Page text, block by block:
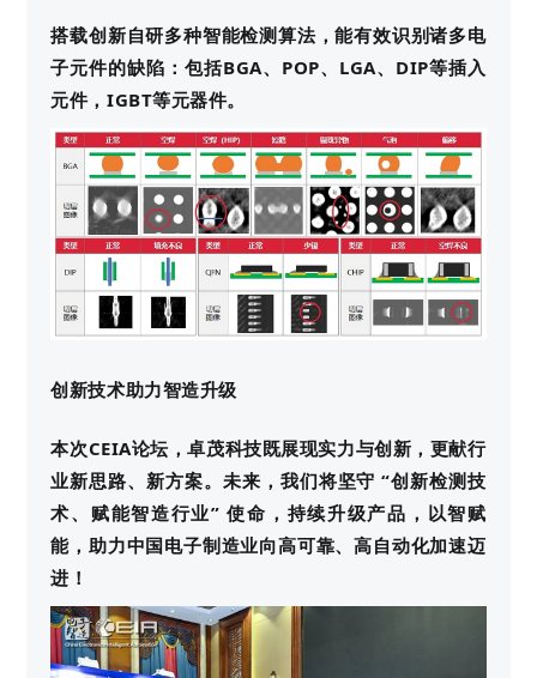
搭载创新自研多种智能检测算法，能有效识别诸多电
子元件的缺陷：包括BGA、POP、LGA、DIP等插入
元件，IGBT等元器件。
创新技术助力智造升级
本次CEIA论坛，卓茂科技既展现实力与创新，更献行
业新思路、新方案。未来，我们将坚守 “创新检测技
术、赋能智造行业” 使命，持续升级产品，以智赋
能，助力中国电子制造业向高可靠、高自动化加速迈
进！